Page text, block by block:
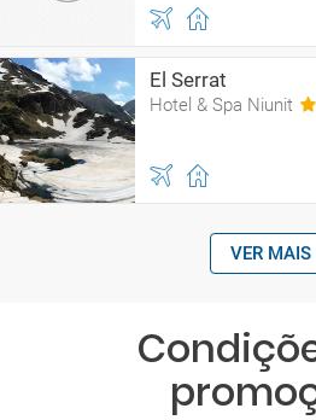
El Serrat
Hotel & Spa Niunit
VER MAIS